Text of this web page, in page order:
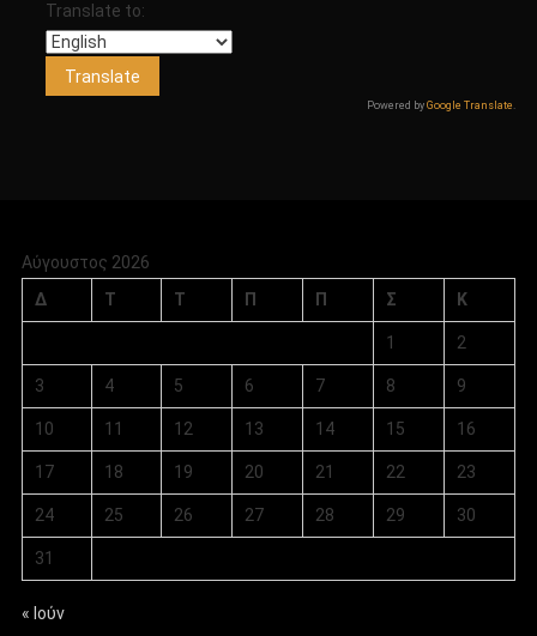
Translate to:
Powered byGoogle Translate .
Αύγουστος 2026
Δ
Τ Τ Π Π Σ Κ
1 2
3 4 5 6 7 8 9
10 11 12 13 14 15 16
17 18 19 20 21 22 23
24 25 26 27 28 29 30
31
« Ιούν